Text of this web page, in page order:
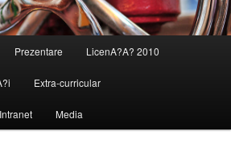
Prezentare LicenA?A? 2010
Extra-curricular
Intranet Media